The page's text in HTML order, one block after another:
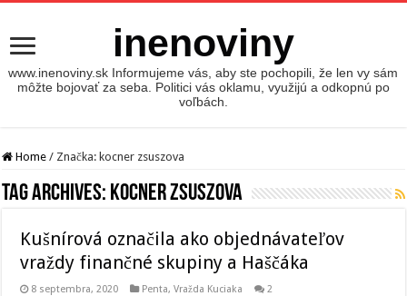
inenoviny
www.inenoviny.sk Informujeme vás, aby ste pochopili, že len vy sám
môžte bojovať za seba. Politici vás oklamu, využijú a odkopnú po
voľbách.
Home / Značka: kocner zsuszova
Tag Archives: kocner zsuszova
Kušnírová označila ako objednávateľov
vraždy finančné skupiny a Haščáka
8 septembra, 2020 Penta,Vražda Kuciaka 2